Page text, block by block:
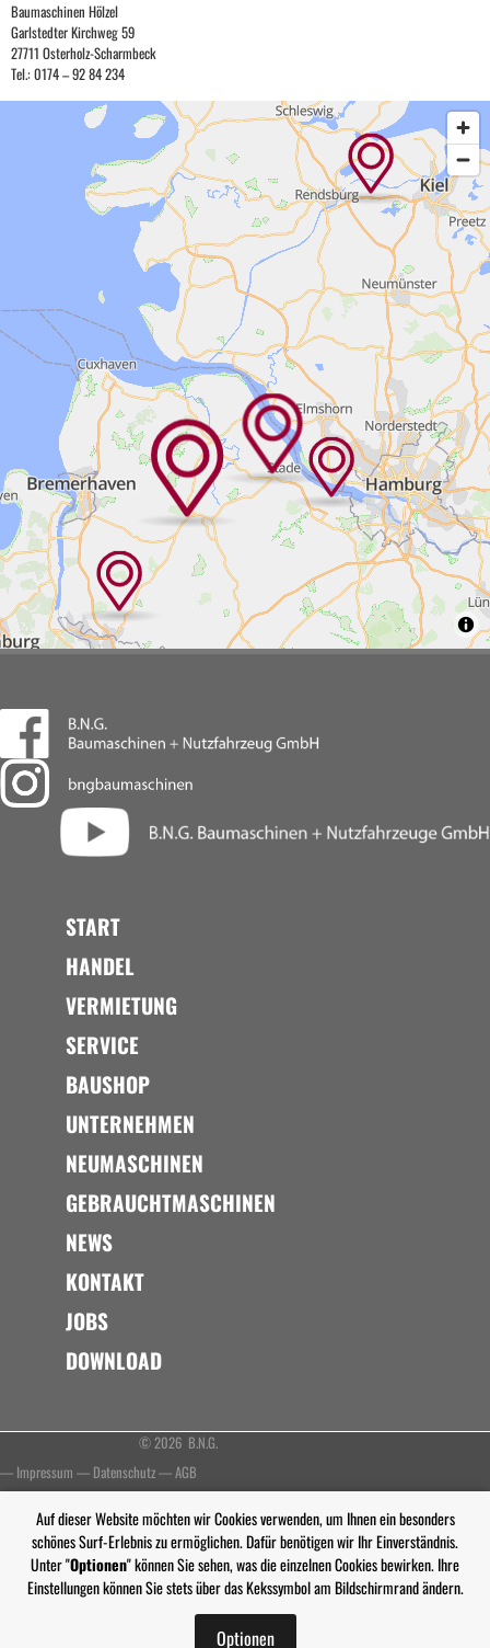
Baumaschinen Hölzel
Garlstedter Kirchweg 59
27711 Osterholz-Scharmbeck
Tel.: 0174 – 92 84 234
START
HANDEL
VERMIETUNG
SERVICE
BAUSHOP
UNTERNEHMEN
NEUMASCHINEN
GEBRAUCHTMASCHINEN
NEWS
KONTAKT
JOBS
DOWNLOAD
© 2026 B.N.G.
— Impressum — Datenschutz—AGB
Auf dieser Website möchten wir Cookies verwenden, um Ihnen ein besonders
schönes Surf-Erlebnis zu ermöglichen. Dafür benötigen wir Ihr Einverständnis.
Unter "Optionen" können Sie sehen, was die einzelnen Cookies bewirken. Ihre
Einstellungen können Sie stets über das Kekssymbol am Bildschirmrand ändern.
Optionen